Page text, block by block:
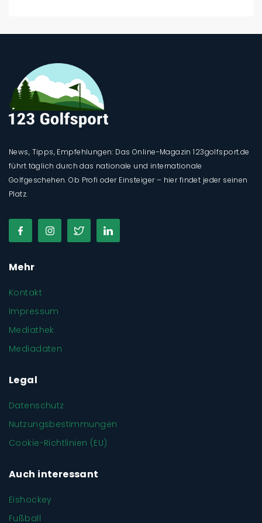
News, Tipps, Empfehlungen: Das Online-Magazin 123golfsport.de
führt täglich durch das nationale und internationale
Golfgeschehen. Ob Profi oder Einsteiger – hier findet jeder seinen
Platz.
Mehr
Kontakt
Impressum
Mediathek
Mediadaten
Legal
Datenschutz
Nutzungsbestimmungen
Cookie-Richtlinien (EU)
Auch interessant
Eishockey
Fußball